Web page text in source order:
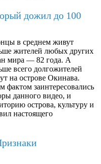
дожил до 100
в среднем живут
жителей любых других
мира — 82 года. А
всего долгожителей
на острове Окинава.
фактом заинтересовались
данного видео, и
острова, культуру и
настоящего